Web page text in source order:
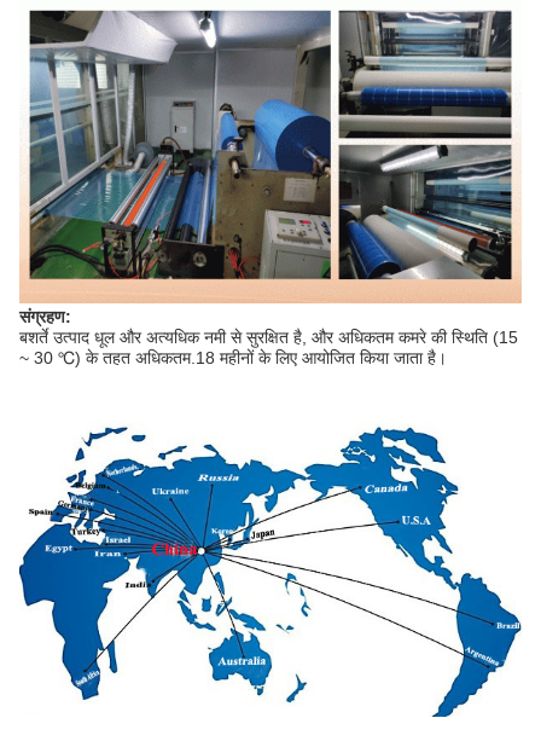
संग्रहण:
बशर्ते उत्पाद धूल और अत्यधिक नमी से सुरक्षित है, और अधिकतम कमरे की स्थिति (15
~ 30 ℃) के तहत अधिकतम.18 महीनों के लिए आयोजित किया जाता है।